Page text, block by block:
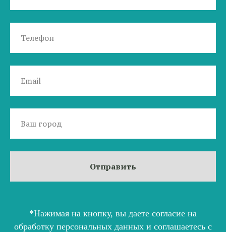
Отправить
*Нажимая на кнопку, вы даете согласие на
обработку персональных данных и соглашаетесь c